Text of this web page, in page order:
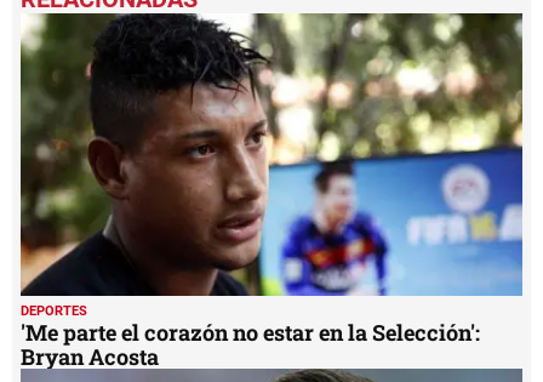
of
minute,
13
seconds
DEPORTES
'Me parte el corazón no estar en la Selección':
Bryan Acosta